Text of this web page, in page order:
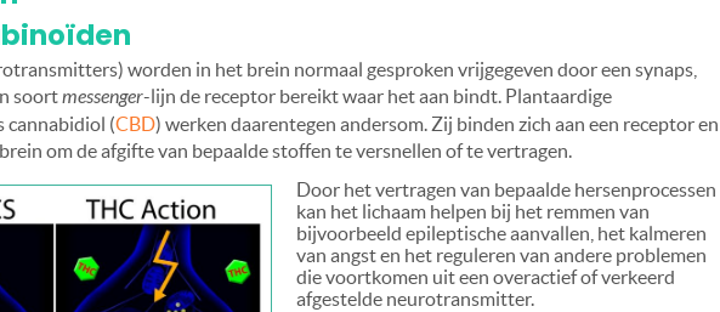
worden in het brein normaal gesproken vrijgegeven door een synaps,
soortmessenger-lijn de receptor bereikt waar het aan bindt. Plantaardige
cannabidiol (CBD) werken daarentegen andersom. Zij binden zich aan een receptor en
om de afgifte van bepaalde stoffen te versnellen of te vertragen.
Door het vertragen van bepaalde hersenprocessen
kan het lichaam helpen bij het remmen van
bijvoorbeeld epileptische aanvallen, het kalmeren
van angst en het reguleren van andere problemen
die voortkomen uit een overactief of verkeerd
afgestelde neurotransmitter.